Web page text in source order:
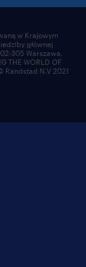
w Krajowym
głównej
305 Warszawa.
THE WORLD OF
Randstad N.V 2021